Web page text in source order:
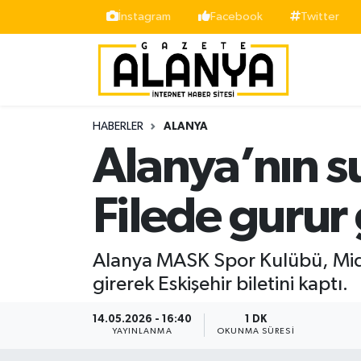
İnstagram Facebook Twitter
HABERLER ALANYA
Alanya’nın
Filede gurur
Alanya MASK Spor Kulübü,
girerek Eskişehir biletini kaptı.
14.05.2026 - 16:40
YAYINLANMA
1 DK
OKUNMA SÜRESI
Siyaset
İstanbul Nöbetçi Eczaneler
İstanbul Hava Durumu
Süper Lig Puan Durumu ve Fikstür
Son Dakika Haberleri